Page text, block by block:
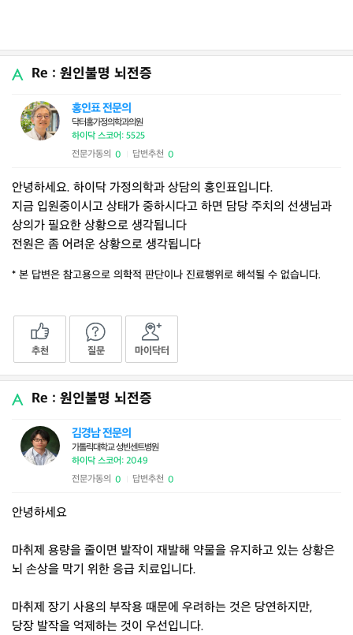
Re : 원인불명 뇌전증
홍인표 전문의
닥터홍가정의학과의원
하이닥 스코어: 5525
전문가동의 0 답변추천 0
안녕하세요. 하이닥 가정의학과 상담의 홍인표입니다.
지금 입원중이시고 상태가 중하시다고 하면 담당 주치의 선생님과
상의가 필요한 상황으로 생각됩니다
전원은 좀 어려운 상황으로 생각됩니다
* 본 답변은 참고용으로 의학적 판단이나 진료행위로 해석될 수 없습니다.
추천 질문 마이닥터
Re : 원인불명 뇌전증
김경남 전문의
가톨릭대학교 성빈센트병원
하이닥 스코어: 2049
전문가동의 0 답변추천 0
안녕하세요
마취제 용량을 줄이면 발작이 재발해 약물을 유지하고 있는 상황은
뇌 손상을 막기 위한 응급 치료입니다.
마취제 장기 사용의 부작용 때문에 우려하는 것은 당연하지만,
당장 발작을 억제하는 것이 우선입니다.